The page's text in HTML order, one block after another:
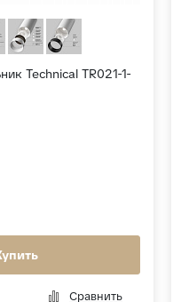
Technical TR021-1-
Сравнить